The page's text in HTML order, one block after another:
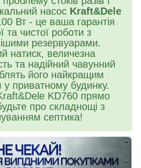
насос Kraft&Dele
Вт - це ваша гарантія
та чистої роботи з
резервуарами.
натиск, величезна
та надійний чавунний
його найкращим
у приватному будинку.
KD760 прямо
про складнощі з
септика!